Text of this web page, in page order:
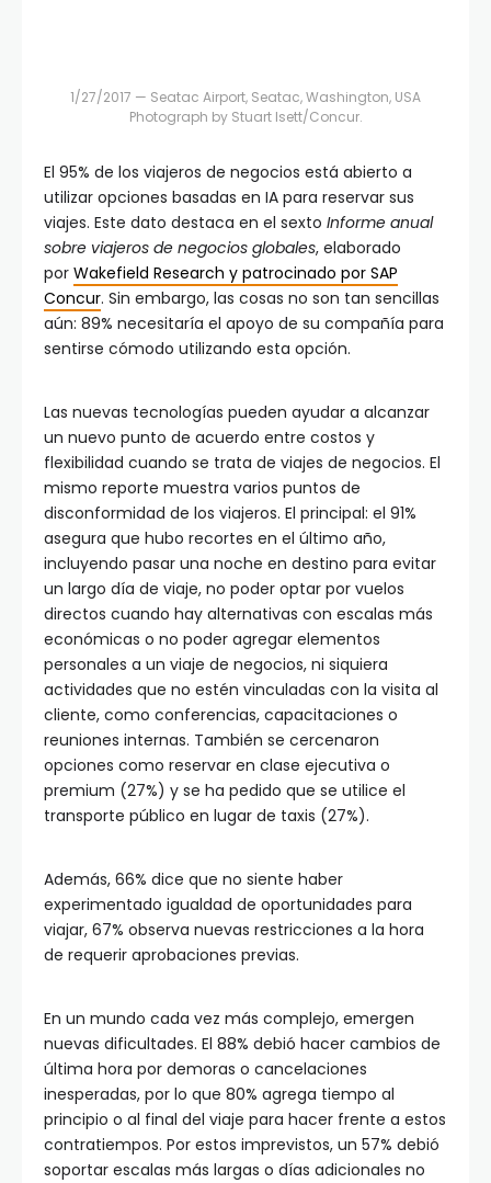
1/27/2017 — Seatac Airport, Seatac, Washington, USA
Photograph by Stuart Isett/Concur.
El 95% de los viajeros de negocios está abierto a
utilizar opciones basadas en IA para reservar sus
viajes. Este dato destaca en el sexto Informe anual
sobre viajeros de negocios globales, elaborado
por Wakefield Research y patrocinado por SAP
Concur. Sin embargo, las cosas no son tan sencillas
aún: 89% necesitaría el apoyo de su compañía para
sentirse cómodo utilizando esta opción.
Las nuevas tecnologías pueden ayudar a alcanzar
un nuevo punto de acuerdo entre costos y
flexibilidad cuando se trata de viajes de negocios. El
mismo reporte muestra varios puntos de
disconformidad de los viajeros. El principal: el 91%
asegura que hubo recortes en el último año,
incluyendo pasar una noche en destino para evitar
un largo día de viaje, no poder optar por vuelos
directos cuando hay alternativas con escalas más
económicas o no poder agregar elementos
personales a un viaje de negocios, ni siquiera
actividades que no estén vinculadas con la visita al
cliente, como conferencias, capacitaciones o
reuniones internas. También se cercenaron
opciones como reservar en clase ejecutiva o
premium (27%) y se ha pedido que se utilice el
transporte público en lugar de taxis (27%).
Además, 66% dice que no siente haber
experimentado igualdad de oportunidades para
viajar, 67% observa nuevas restricciones a la hora
de requerir aprobaciones previas.
En un mundo cada vez más complejo, emergen
nuevas dificultades. El 88% debió hacer cambios de
última hora por demoras o cancelaciones
inesperadas, por lo que 80% agrega tiempo al
principio o al final del viaje para hacer frente a estos
contratiempos. Por estos imprevistos, un 57% debió
soportar escalas más largas o días adicionales no